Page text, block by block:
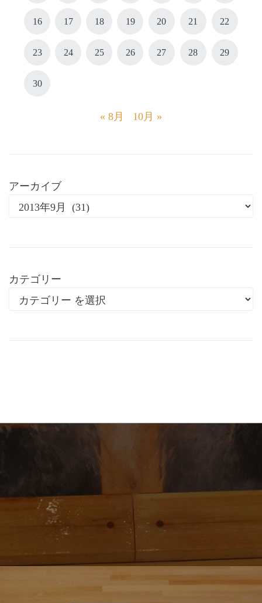
16 17 18 19 20 21 22
23 24 25 26 27 28 29
30
« 8月 10月 »
アーカイブ
カテゴリー